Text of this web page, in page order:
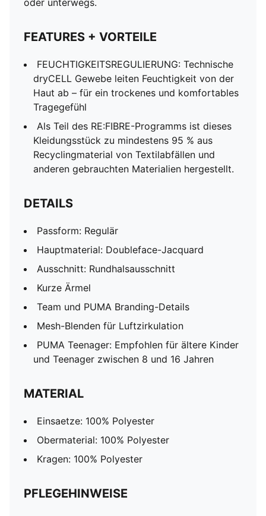
oder unterwegs.
FEATURES + VORTEILE
FEUCHTIGKEITSREGULIERUNG: Technische
dryCELL Gewebe leiten Feuchtigkeit von der
Haut ab – für ein trockenes und komfortables
Tragegefühl
Als Teil des RE:FIBRE-Programms ist dieses
Kleidungsstück zu mindestens 95 % aus
Recyclingmaterial von Textilabfällen und
anderen gebrauchten Materialien hergestellt.
DETAILS
Passform: Regulär
Hauptmaterial: Doubleface-Jacquard
Ausschnitt: Rundhalsausschnitt
Kurze Ärmel
Team und PUMA Branding-Details
Mesh-Blenden für Luftzirkulation
PUMA Teenager: Empfohlen für ältere Kinder
und Teenager zwischen 8 und 16 Jahren
MATERIAL
Einsaetze: 100% Polyester
Obermaterial: 100% Polyester
Kragen: 100% Polyester
PFLEGEHINWEISE